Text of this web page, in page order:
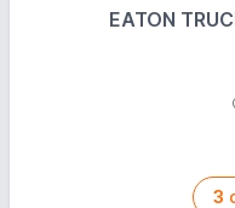
EATON
3